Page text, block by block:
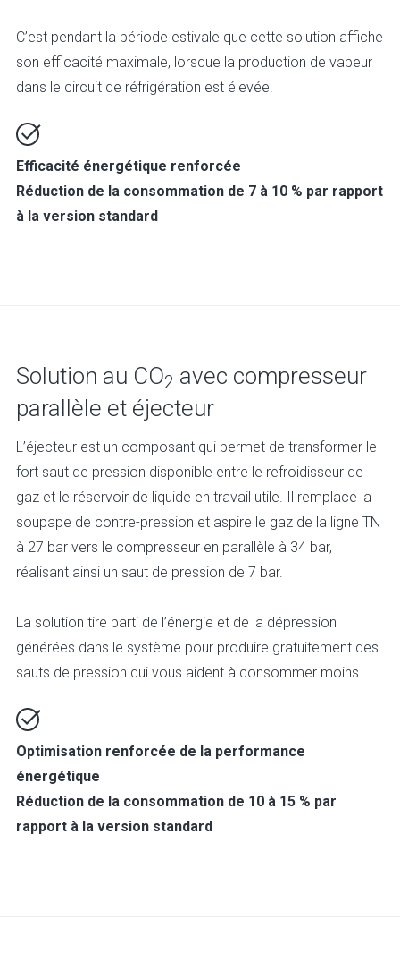
C’est pendant la période estivale que cette solution affiche
son efficacité maximale, lorsque la production de vapeur
dans le circuit de réfrigération est élevée.
Efficacité énergétique renforcée
Réduction de la consommation de 7 à 10 % par rapport
à la version standard
Solution au CO2 avec compresseur
parallèle et éjecteur
L’éjecteur est un composant qui permet de transformer le
fort saut de pression disponible entre le refroidisseur de
gaz et le réservoir de liquide en travail utile. Il remplace la
soupape de contre-pression et aspire le gaz de la ligne TN
à 27 bar vers le compresseur en parallèle à 34 bar,
réalisant ainsi un saut de pression de 7 bar.
La solution tire parti de l’énergie et de la dépression
générées dans le système pour produire gratuitement des
sauts de pression qui vous aident à consommer moins.
Optimisation renforcée de la performance
énergétique
Réduction de la consommation de 10 à 15 % par
rapport à la version standard